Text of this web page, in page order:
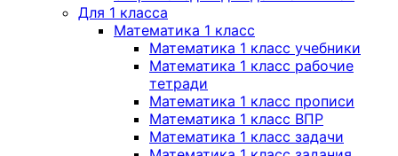
Для 1 класса
Математика 1 класс
Математика 1 класс учебники
Математика 1 класс рабочие
тетради
Математика 1 класс прописи
Математика 1 класс ВПР
Математика 1 класс задачи